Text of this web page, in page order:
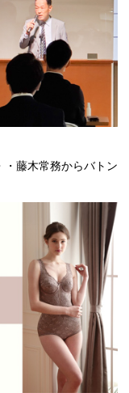
藤木常務からバトン